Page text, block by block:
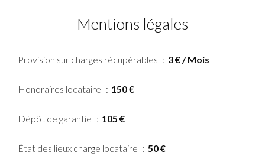
Mentions légales
Provision sur charges récupérables 3 € / Mois
Honoraires locataire 150 €
Dépôt de garantie 105 €
État des lieux charge locataire 50 €